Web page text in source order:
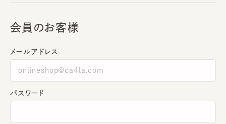
会員のお客様
メールアドレス
パスワード